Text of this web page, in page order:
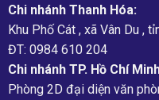
Chi nhánh Thanh Hóa:
Khu Phố Cát , xã Vân Du ,
ĐT: 0984 610 204
Chi nhánh TP. Hồ Chí
Phòng 2D đại diện văn